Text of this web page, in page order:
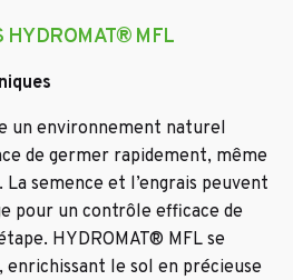
HYDROMAT® MFL
un environnement naturel
de germer rapidement, même
La semence et l’engrais peuvent
pour un contrôle efficace de
HYDROMAT® MFL se
le sol en précieuse